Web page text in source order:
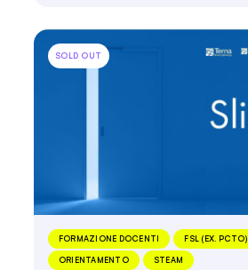
SOLD OUT
FORMAZIONE DOCENTI FSL (EX. PCTO)
ORIENTAMENTO STEAM